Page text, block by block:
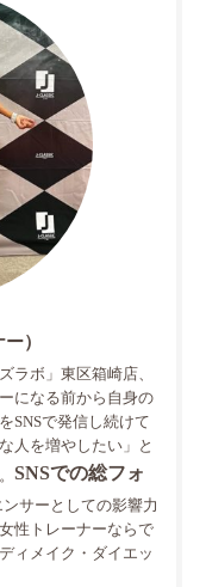
）
ラボ」東区箱崎店、
になる前から自身の
SNSで発信し続けて
人を増やしたい」と
SNSでの総フォ
ンサーとしての影響力
性トレーナーならで
ィメイク・ダイエッ